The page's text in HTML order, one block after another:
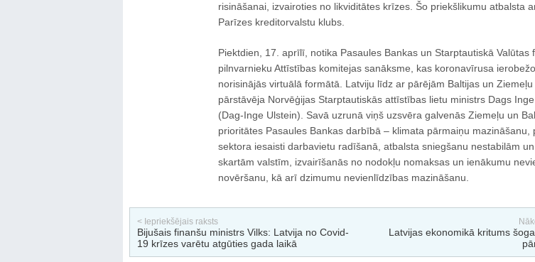
risināšanai, izvairoties no likviditātes krīzes. Šo priekšlikumu atbalsta
Parīzes kreditorvalstu klubs.
Piektdien, 17. aprīlī, notika Pasaules Bankas un Starptautiskā Valūtas
pilnvarnieku Attīstības komitejas sanāksme, kas koronavīrusa
norisinājās virtuālā formātā. Latviju līdz ar pārējām Baltijas un
pārstāvēja Norvēģijas Starptautiskās attīstības lietu ministrs Dags
(Dag-Inge Ulstein). Savā uzrunā viņš uzsvēra galvenās Ziemeļu un
prioritātes Pasaules Bankas darbībā – klimata pārmaiņu mazināšanu,
sektora iesaisti darbavietu radīšanā, atbalsta sniegšanu nestabilām
skartām valstīm, izvairīšanās no nodokļu nomaksas un ienākumu
novēršanu, kā arī dzimumu nevienlīdzības mazināšanu.
< Iepriekšējais raksts
Bijušais finanšu ministrs Vilks: Latvija no Covid-
19 krīzes varētu atgūties gada laikā
Latvijas ekonomikā kritums